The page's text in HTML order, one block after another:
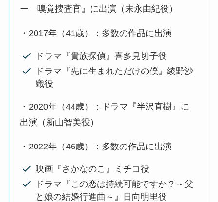
ー 嗅覚捜査官』に出演（末永由紀役）
・2017年（41歳）：多数の作品に出演
ドラマ『貴族探偵』喜多見切子役
ドラマ『先に生まれただけの僕』綾野沙
織役
・2020年（44歳）：ドラマ『半沢直樹』に
出演（新山智美役）
・2022年（46歳）：多数の作品に出演
映画『さかなのこ』ミチコ役
ドラマ『この恋は持続可能ですか？～父
と娘の結婚行進曲～』日向明里役